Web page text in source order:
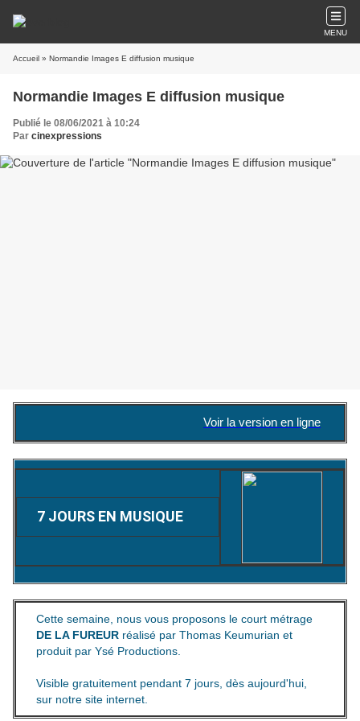
MENU
Accueil » Normandie Images E diffusion musique
Normandie Images E diffusion musique
Publié le 08/06/2021 à 10:24
Par cinexpressions
Voir la version en ligne
7 JOURS EN MUSIQUE
Cette semaine, nous vous proposons le court métrage
DE LA FUREUR réalisé par Thomas Keumurian et
produit par Ysé Productions.
Visible gratuitement pendant 7 jours, dès aujourd'hui,
sur notre site internet.